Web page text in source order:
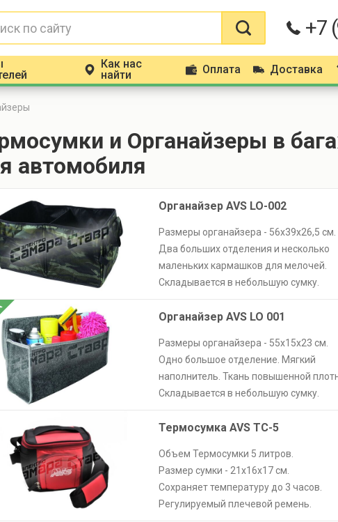
+7
m
Как нас
найти
p Оплата d Доставка
и Органайзеры в
автомобиля
Органайзер AVS LO-002
Размеры органайзера - 56х39х26,5 см.
Два больших отделения и несколько
маленьких кармашков для мелочей.
Складывается в небольшую сумку.
Органайзер AVS LO 001
Размеры органайзера - 55х15х23 см.
Одно большое отделение. Мягкий
наполнитель. Ткань повышенной
Складывается в небольшую сумку.
Термосумка AVS ТС-5
Объем Термосумки 5 литров.
Размер сумки - 21х16х17 см.
Сохраняет температуру до 3 часов.
Регулируемый плечевой ремень.